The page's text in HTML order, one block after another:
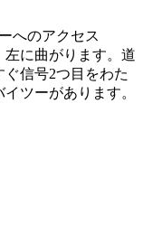
へのアクセス
に曲がります。道
信号2つ目をわた
ツーがあります。